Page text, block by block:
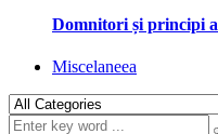
Domnitori și principi
Miscelaneea